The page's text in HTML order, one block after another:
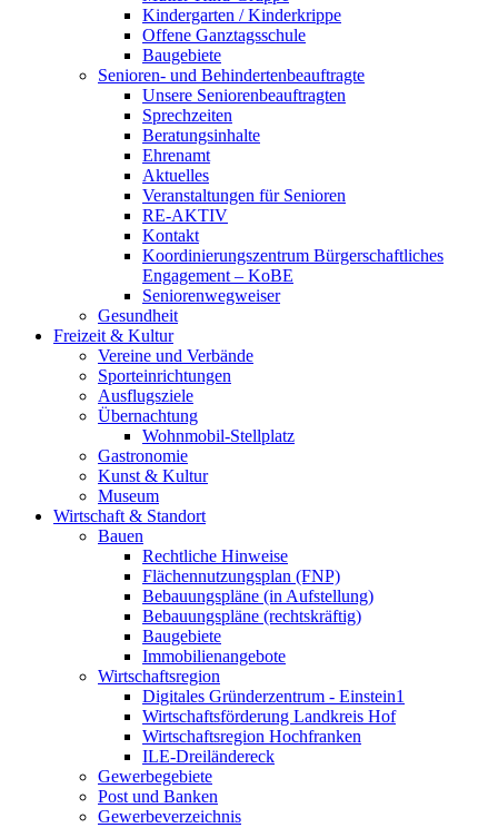
Kindergarten / Kinderkrippe
Offene Ganztagsschule
Baugebiete
Senioren- und Behindertenbeauftragte
Unsere Seniorenbeauftragten
Sprechzeiten
Beratungsinhalte
Ehrenamt
Aktuelles
Veranstaltungen für Senioren
RE-AKTIV
Kontakt
Koordinierungszentrum Bürgerschaftliches
Engagement – KoBE
Seniorenwegweiser
Gesundheit
Freizeit & Kultur
Vereine und Verbände
Sporteinrichtungen
Ausflugsziele
Übernachtung
Wohnmobil-Stellplatz
Gastronomie
Kunst & Kultur
Museum
Wirtschaft & Standort
Bauen
Rechtliche Hinweise
Flächennutzungsplan (FNP)
Bebauungspläne (in Aufstellung)
Bebauungspläne (rechtskräftig)
Baugebiete
Immobilienangebote
Wirtschaftsregion
Digitales Gründerzentrum - Einstein1
Wirtschaftsförderung Landkreis Hof
Wirtschaftsregion Hochfranken
ILE-Dreiländereck
Gewerbegebiete
Post und Banken
Gewerbeverzeichnis